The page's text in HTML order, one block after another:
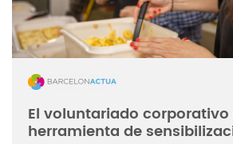
El voluntariado
herramienta de